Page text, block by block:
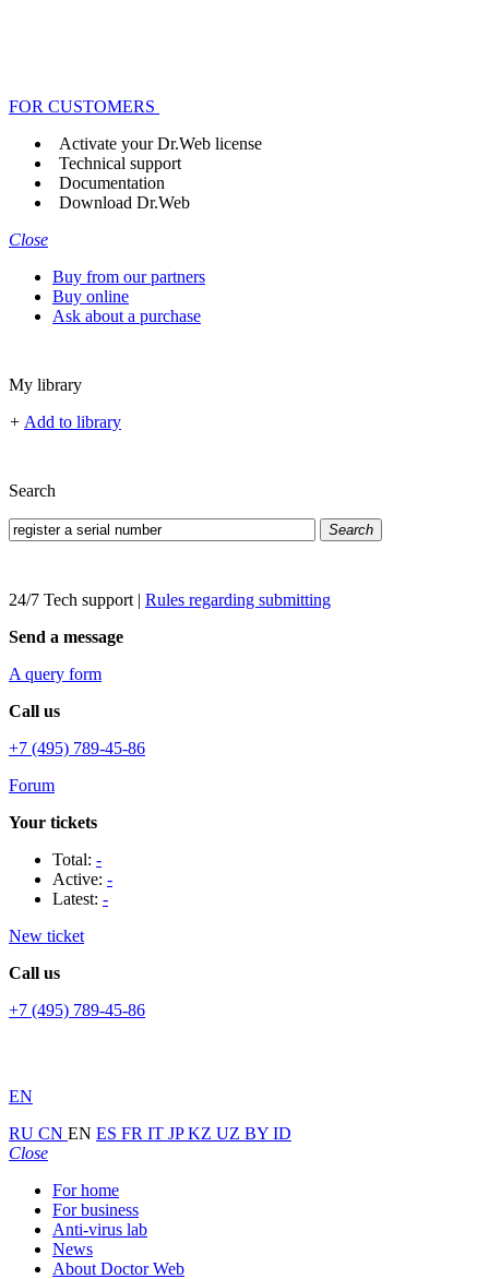
FOR CUSTOMERS
Activate your Dr.Web license
Technical support
Documentation
Download Dr.Web
Close
Buy from our partners
Buy online
Ask about a purchase
My library
+ Add to library
Search
Search
24/7 Tech support | Rules regarding submitting
Send a message
A query form
Call us
+7 (495) 789-45-86
Forum
Your tickets
Total: -
Active: -
Latest: -
New ticket
Call us
+7 (495) 789-45-86
EN
RU CN EN ES FR IT JPKZ UZ BY ID
Close
For home
For business
Anti-virus lab
News
About Doctor Web